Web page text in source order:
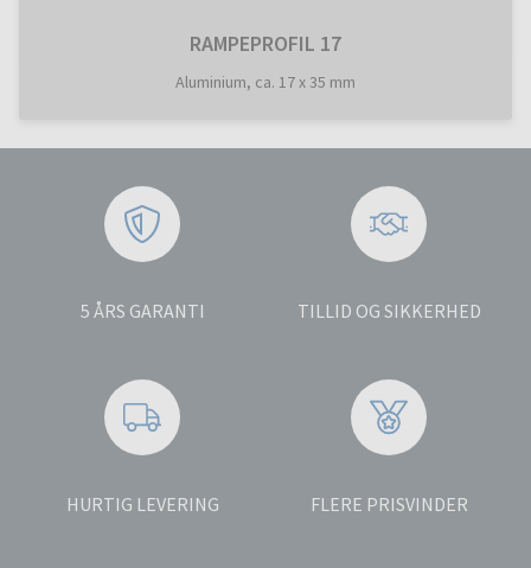
RAMPEPROFIL 17
Aluminium, ca. 17 x 35 mm
5 ÅRS GARANTI TILLID OG SIKKERHED
HURTIG LEVERING FLERE PRISVINDER